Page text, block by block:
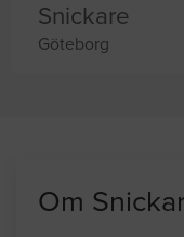
Snickare
Göteborg
Om